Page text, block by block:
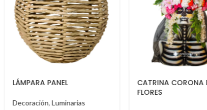
CATRINA CORONA DE
BURRO CEBRA